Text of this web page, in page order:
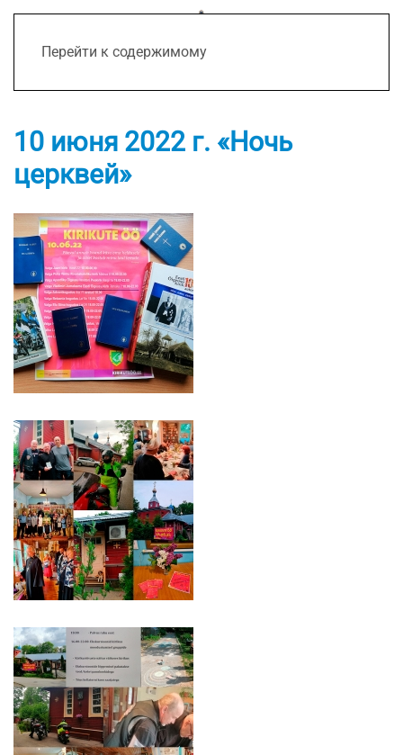
Перейти к содержимому
10 июня 2022 г. «Ночь
церквей»